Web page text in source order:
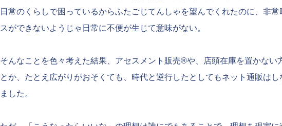
日常のくらしで困っているからふたごじてんしゃを望んでくれたのに、非常
スができないようじゃ日常に不便が生じて意味がない。
そんなことを色々考えた結果、アセスメント販売®や、店頭在庫を置かない
とか、たとえ広がりがおそくても、時代と逆行したとしてもネット通販は
ました。